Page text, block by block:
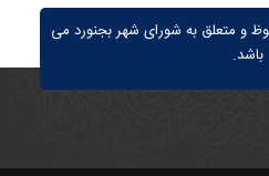
و متعلق به شورای شهر بجنورد می
باشد.